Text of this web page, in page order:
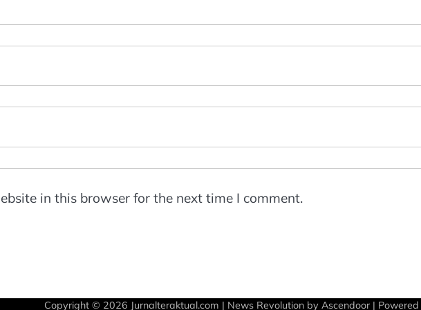
in this browser for the next time I comment.
Copyright © 2026 Jurnalteraktual.com | News Revolution by Ascendoor| Powered